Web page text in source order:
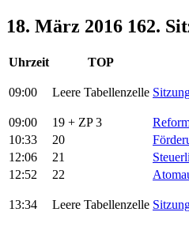
18. März 2016 162.
Uhrzeit TOP
09:00 Leere Tabellenzelle
09:00 19 + ZP 3
10:33
20
12:06
21
12:52
22
13:34 Leere Tabellenzelle